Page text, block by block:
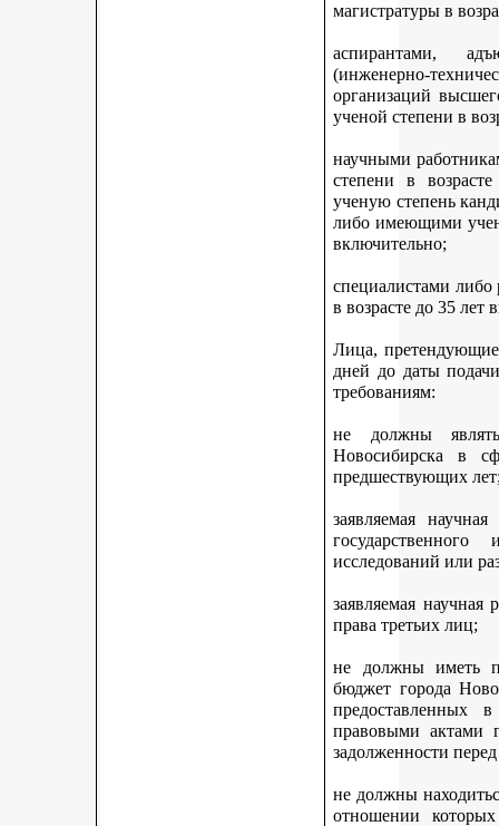
магистратуры в
аспирантами,
(инженерно-
организаций
ученой степени в
научными
степени в
ученую степень
либо имеющими
включительно;
специалистами
в возрасте до 35 лет
Лица,
дней до даты
требованиям:
не должны
Новосибирска в
предшествующих
заявляемая
исследований или
заявляемая
права третьих лиц;
не должны иметь
бюджет города
предоставленных
правовыми актами
задолженности
не должны
отношении